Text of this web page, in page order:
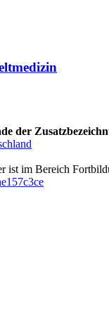
der
ist im Bereich